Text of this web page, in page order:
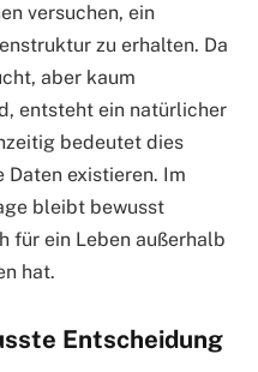
versuchen, ein
zu erhalten. Da
aber kaum
entsteht ein natürlicher
bedeutet dies
Daten existieren. Im
bleibt bewusst
für ein Leben außerhalb
hat.
Entscheidung